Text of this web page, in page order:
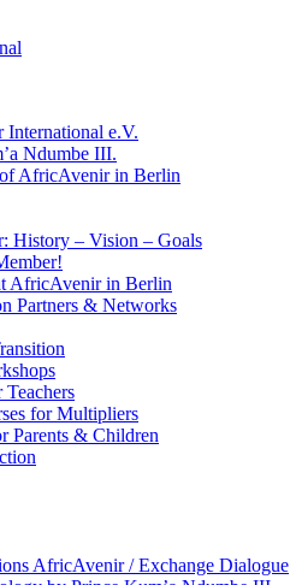
e.V.
Ndumbe III.
AfricAvenir in Berlin
History – Vision – Goals
AfricAvenir in Berlin
Partners & Networks
for Multipliers
Parents & Children
AfricAvenir / Exchange Dialogue